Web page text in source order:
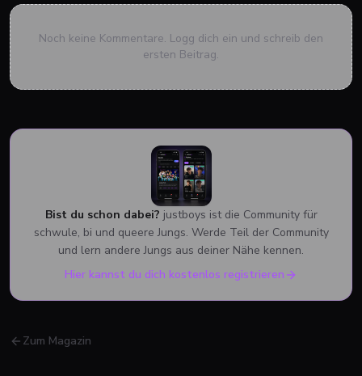
Noch keine Kommentare. Logg dich ein und schreib den
ersten Beitrag.
Bist du schon dabei? justboys ist die Community für
schwule, bi und queere Jungs. Werde Teil der Community
und lern andere Jungs aus deiner Nähe kennen.
Hier kannst du dich kostenlos registrieren
Zum Magazin